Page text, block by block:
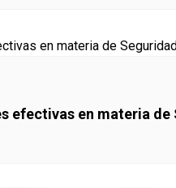
efectivas en materia